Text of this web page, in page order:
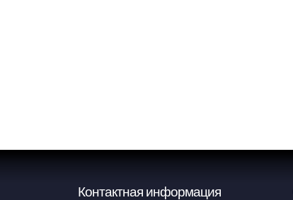
Контактная информация